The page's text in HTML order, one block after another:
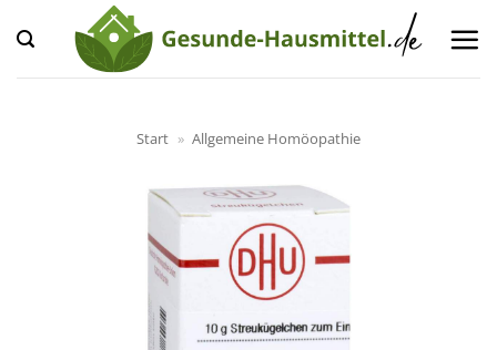
Inhalt
springen
Start » Allgemeine Homöopathie